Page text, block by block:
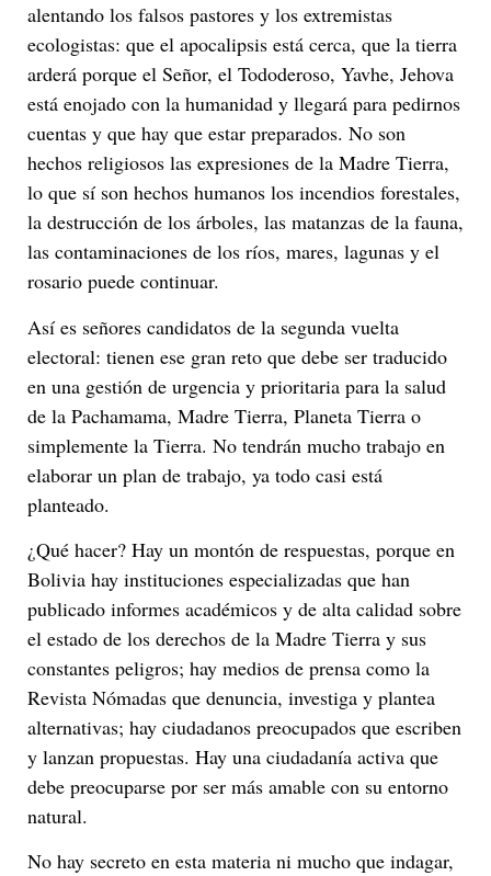
alentando los falsos pastores y los extremistas
ecologistas: que el apocalipsis está cerca, que la tierra
arderá porque el Señor, el Tododeroso, Yavhe, Jehova
está enojado con la humanidad y llegará para pedirnos
cuentas y que hay que estar preparados. No son
hechos religiosos las expresiones de la Madre Tierra,
lo que sí son hechos humanos los incendios forestales,
la destrucción de los árboles, las matanzas de la fauna,
las contaminaciones de los ríos, mares, lagunas y el
rosario puede continuar.
Así es señores candidatos de la segunda vuelta
electoral: tienen ese gran reto que debe ser traducido
en una gestión de urgencia y prioritaria para la salud
de la Pachamama, Madre Tierra, Planeta Tierra o
simplemente la Tierra. No tendrán mucho trabajo en
elaborar un plan de trabajo, ya todo casi está
planteado.
¿Qué hacer? Hay un montón de respuestas, porque en
Bolivia hay instituciones especializadas que han
publicado informes académicos y de alta calidad sobre
el estado de los derechos de la Madre Tierra y sus
constantes peligros; hay medios de prensa como la
Revista Nómadas que denuncia, investiga y plantea
alternativas; hay ciudadanos preocupados que escriben
y lanzan propuestas. Hay una ciudadanía activa que
debe preocuparse por ser más amable con su entorno
natural.
No hay secreto en esta materia ni mucho que indagar,